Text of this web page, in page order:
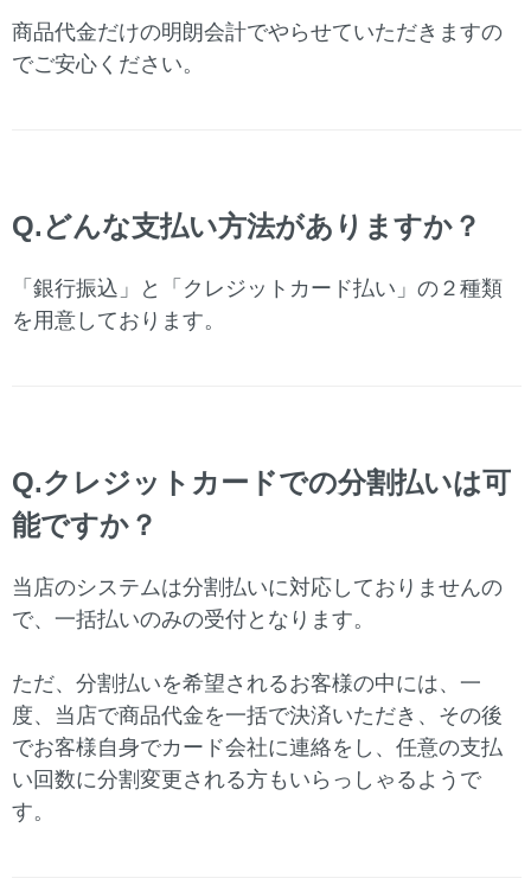
商品代金だけの明朗会計でやらせていただきますの
でご安心ください。
Q.どんな支払い方法がありますか？
「銀行振込」と「クレジットカード払い」の２種類
を用意しております。
Q.クレジットカードでの分割払いは可
能ですか？
当店のシステムは分割払いに対応しておりませんの
で、一括払いのみの受付となります。
ただ、分割払いを希望されるお客様の中には、一
度、当店で商品代金を一括で決済いただき、その後
でお客様自身でカード会社に連絡をし、任意の支払
い回数に分割変更される方もいらっしゃるようで
す。